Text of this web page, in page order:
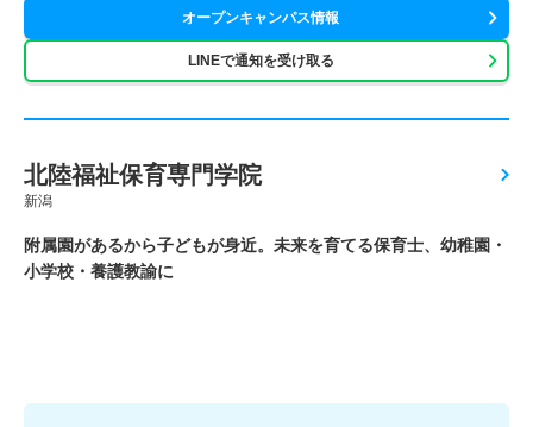
オープンキャンパス情報
LINEで通知を受け取る
北陸福祉保育専門学院
新潟
附属園があるから子どもが身近。未来を育てる保育士、幼稚園・
小学校・養護教諭に